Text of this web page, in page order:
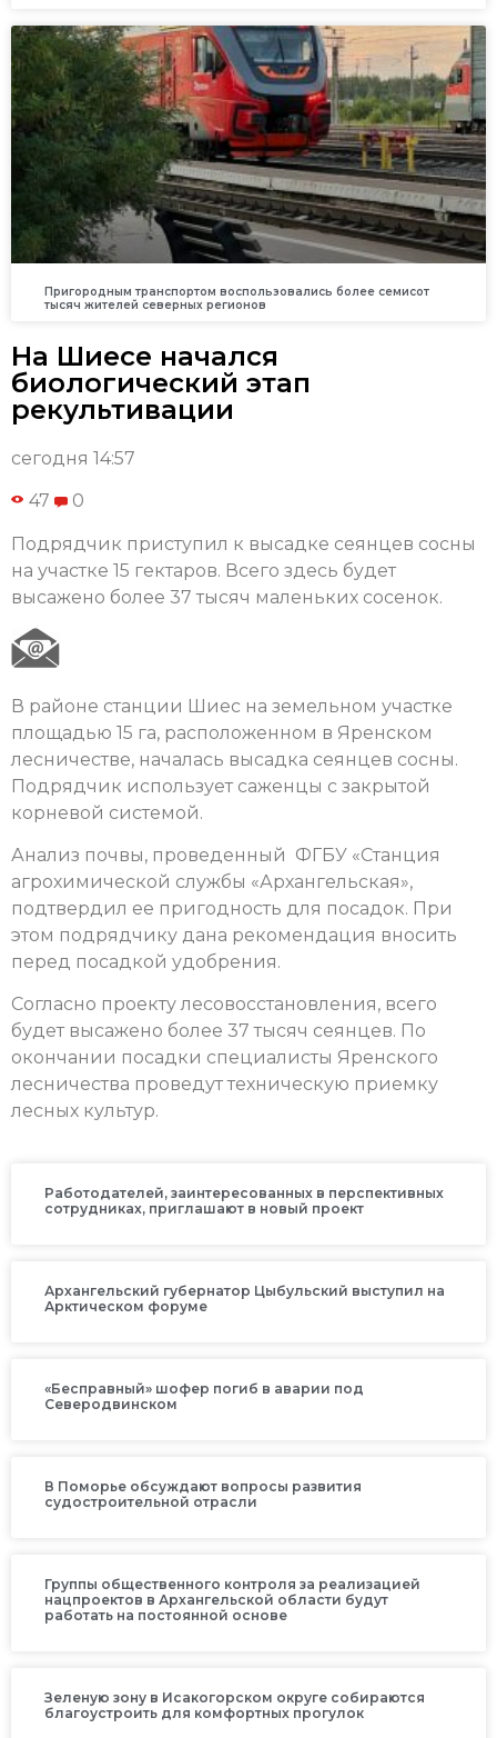
Пригородным транспортом воспользовались более семисот
тысяч жителей северных регионов
На Шиесе начался
биологический этап
рекультивации
сегодня 14:57
47 0
Подрядчик приступил к высадке сеянцев сосны
на участке 15 гектаров. Всего здесь будет
высажено более 37 тысяч маленьких сосенок.
В районе станции Шиес на земельном участке
площадью 15 га, расположенном в Яренском
лесничестве, началась высадка сеянцев сосны.
Подрядчик использует саженцы с закрытой
корневой системой.
Анализ почвы, проведенный ФГБУ «Станция
агрохимической службы «Архангельская»,
подтвердил ее пригодность для посадок. При
этом подрядчику дана рекомендация вносить
перед посадкой удобрения.
Согласно проекту лесовосстановления, всего
будет высажено более 37 тысяч сеянцев. По
окончании посадки специалисты Яренского
лесничества проведут техническую приемку
лесных культур.
Работодателей, заинтересованных в перспективных
сотрудниках, приглашают в новый проект
Архангельский губернатор Цыбульский выступил на
Арктическом форуме
«Бесправный» шофер погиб в аварии под
Северодвинском
В Поморье обсуждают вопросы развития
судостроительной отрасли
Группы общественного контроля за реализацией
нацпроектов в Архангельской области будут
работать на постоянной основе
Зеленую зону в Исакогорском округе собираются
благоустроить для комфортных прогулок